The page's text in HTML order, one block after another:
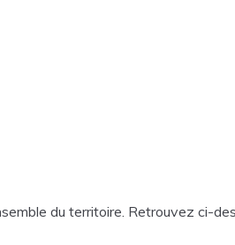
du territoire. Retrouvez ci-